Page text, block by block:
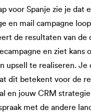
voor Spanje zie je dat
en mail campagne
de resultaten van de
en ziet kans
upsell te realiseren. Je
dit betekent voor de
en jouw CRM
met de andere